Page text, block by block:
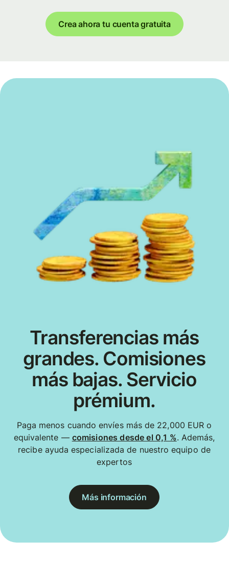
Crea ahora tu cuenta gratuita
Transferencias más
grandes. Comisiones
más bajas. Servicio
prémium.
Paga menos cuando envíes más de 22,000 EUR o
equivalente — comisiones desde el 0,1 %. Además,
recibe ayuda especializada de nuestro equipo de
expertos
Más información